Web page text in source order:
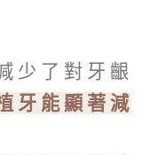
少了對牙齦
牙能顯著減